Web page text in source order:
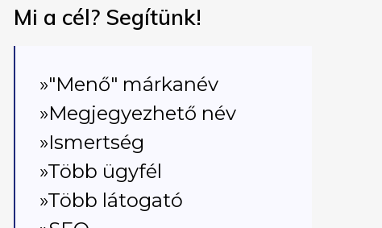
Mi a cél? Segítünk!
»"Menő" márkanév
»Megjegyezhető név
»Ismertség
»Több ügyfél
»Több látogató